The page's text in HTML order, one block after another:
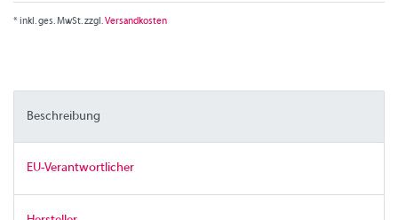
* inkl. ges. MwSt. zzgl.Versandkosten
Beschreibung
EU-Verantwortlicher